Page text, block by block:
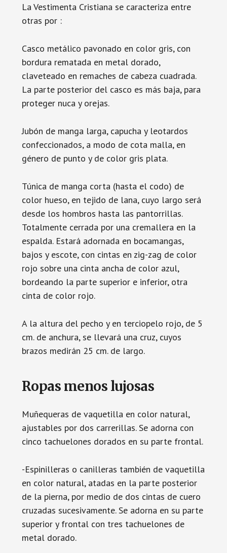
La Vestimenta Cristiana se caracteriza entre
otras por :
Casco metálico pavonado en color gris, con
bordura rematada en metal dorado,
claveteado en remaches de cabeza cuadrada.
La parte posterior del casco es más baja, para
proteger nuca y orejas.
Jubón de manga larga, capucha y leotardos
confeccionados, a modo de cota malla, en
género de punto y de color gris plata.
Túnica de manga corta (hasta el codo) de
color hueso, en tejido de lana, cuyo largo será
desde los hombros hasta las pantorrillas.
Totalmente cerrada por una cremallera en la
espalda. Estará adornada en bocamangas,
bajos y escote, con cintas en zig-zag de color
rojo sobre una cinta ancha de color azul,
bordeando la parte superior e inferior, otra
cinta de color rojo.
A la altura del pecho y en terciopelo rojo, de 5
cm. de anchura, se llevará una cruz, cuyos
brazos medirán 25 cm. de largo.
Ropas menos lujosas
Muñequeras de vaquetilla en color natural,
ajustables por dos carrerillas. Se adorna con
cinco tachuelones dorados en su parte frontal.
-Espinilleras o canilleras también de vaquetilla
en color natural, atadas en la parte posterior
de la pierna, por medio de dos cintas de cuero
cruzadas sucesivamente. Se adorna en su parte
superior y frontal con tres tachuelones de
metal dorado.